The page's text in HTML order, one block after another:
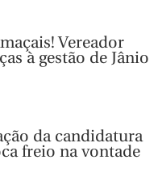
Vereador
à gestão de Jânio
da candidatura
freio na vontade